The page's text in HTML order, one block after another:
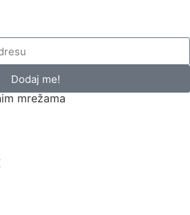
Dodaj me!
mrežama